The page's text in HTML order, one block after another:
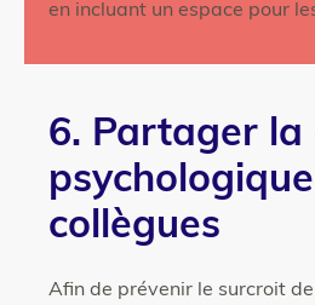
en incluant un espace pour
6. Partager la
collègues
Afin de prévenir le surcroit